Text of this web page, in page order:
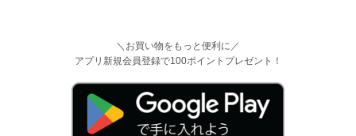
＼お買い物をもっと便利に／
アプリ新規会員登録で100ポイントプレゼント！